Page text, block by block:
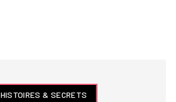
HISTOIRES & SECRETS